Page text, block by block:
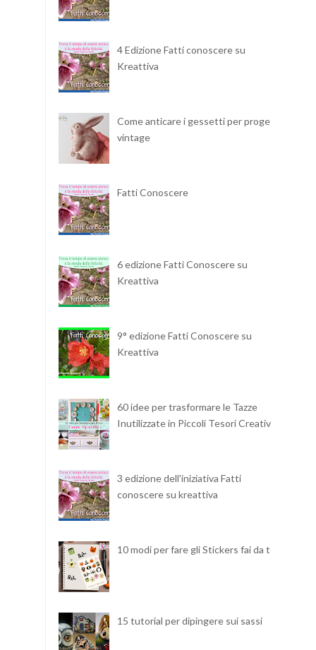
4 Edizione Fatti conoscere su
Kreattiva
Come anticare i gessetti per progetti
vintage
Fatti Conoscere
6 edizione Fatti Conoscere su
Kreattiva
9° edizione Fatti Conoscere su
Kreattiva
60 idee per trasformare le Tazze
Inutilizzate in Piccoli Tesori Creativi
3 edizione dell'iniziativa Fatti
conoscere su kreattiva
10 modi per fare gli Stickers fai da te
15 tutorial per dipingere sui sassi